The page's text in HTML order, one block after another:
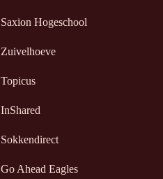
Saxion Hogeschool
Zuivelhoeve
Topicus
InShared
Sokkendirect
Go Ahead Eagles